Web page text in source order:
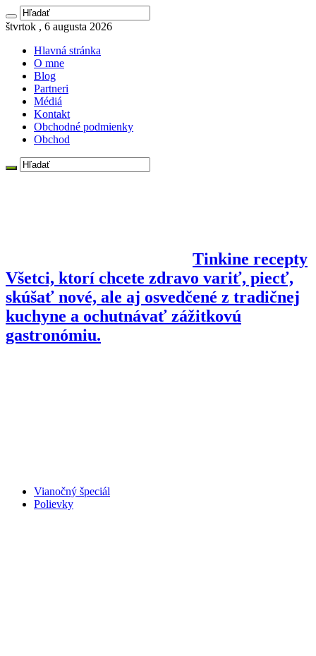
štvrtok , 6 augusta 2026
Hlavná stránka
O mne
Blog
Partneri
Médiá
Kontakt
Obchodné podmienky
Obchod
Tinkine recepty
Všetci, ktorí chcete zdravo variť, piecť,
skúšať nové, ale aj osvedčené z tradičnej
kuchyne a ochutnávať zážitkovú
gastronómiu.
Vianočný špeciál
Polievky